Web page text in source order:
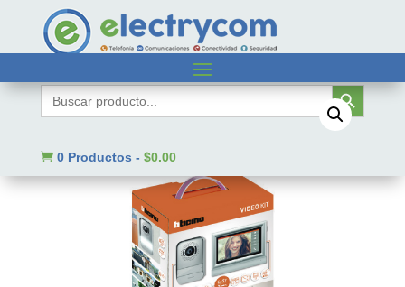
Buscar: Botón de búsqueda
 0 Productos - $0.00
/ 317211